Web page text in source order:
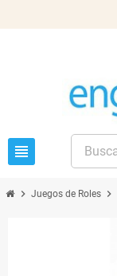
view_headline
chevron_right Juegos de Roles chevron_right